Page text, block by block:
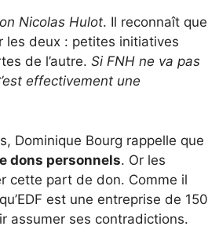
Nicolas Hulot. Il reconnaît que
les deux : petites initiatives
de l’autre. Si FNH ne va pas
effectivement une
Dominique Bourg rappelle que
dons personnels. Or les
cette part de don. Comme il
est une entreprise de 150
assumer ses contradictions.